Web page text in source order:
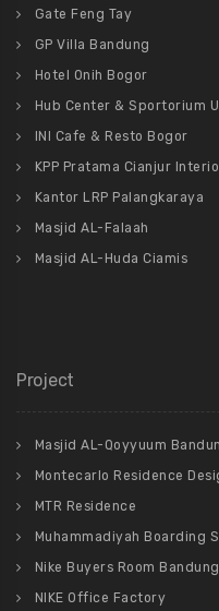
Gate Feng Tay
GP Villa Bandung
Hotel Onih Bogor
Hub Center & Sportorium
INI Cafe & Resto Bogor
KPP Pratama Cianjur
Kantor LRP Palangkaraya
Masjid AL-Falaah
Masjid AL-Huda Ciamis
Project
Masjid AL-Qoyyuum
Montecarlo Residence
MTR Residence
Muhammadiyah Boarding
Nike Buyers Room Bandung
NIKE Office Factory